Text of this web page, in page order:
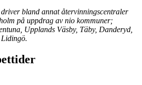
bland annat återvinningscentraler
på uppdrag av nio kommuner;
Upplands Väsby, Täby, Danderyd,